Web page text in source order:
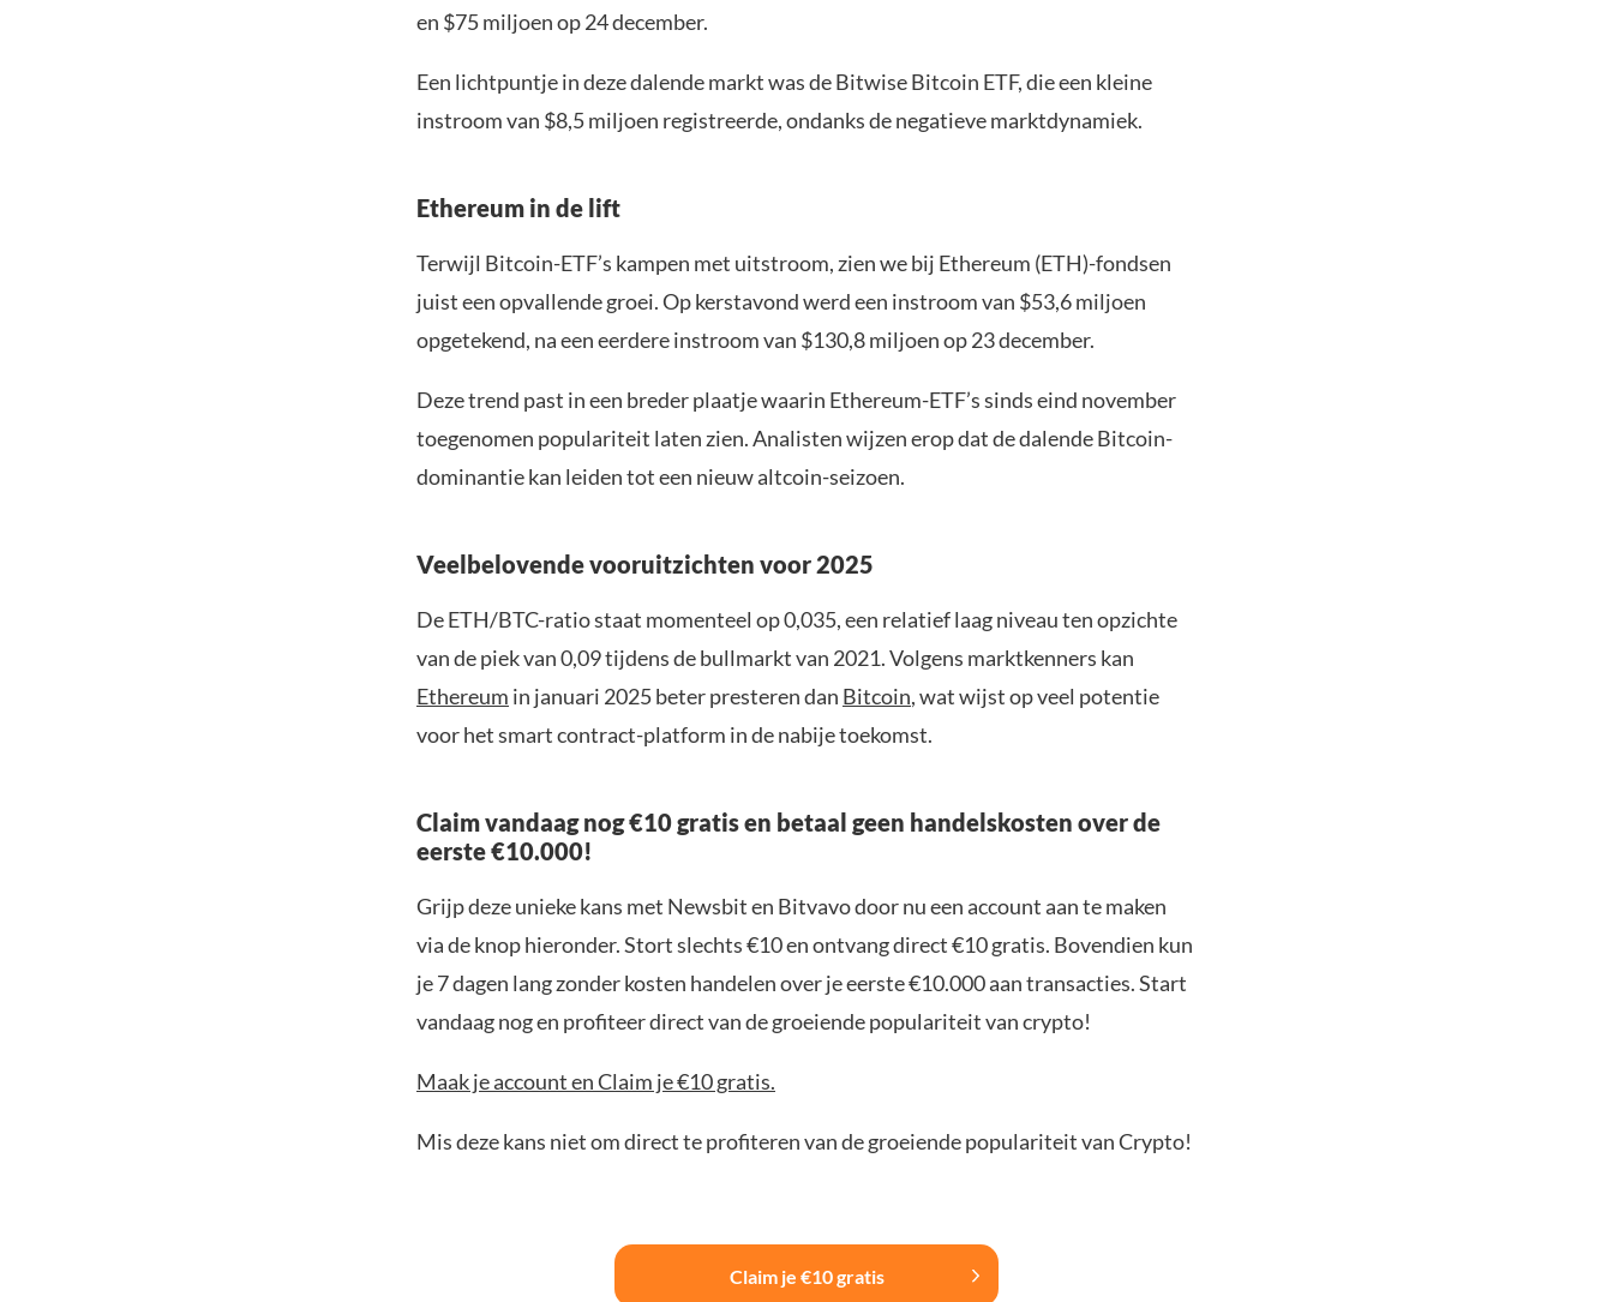
en $75 miljoen op 24 december.
Een lichtpuntje in deze dalende markt was de Bitwise Bitcoin ETF, die een kleine
instroom van $8,5 miljoen registreerde, ondanks de negatieve marktdynamiek.
Ethereum in de lift
Terwijl Bitcoin-ETF’s kampen met uitstroom, zien we bij Ethereum (ETH)-fondsen
juist een opvallende groei. Op kerstavond werd een instroom van $53,6 miljoen
opgetekend, na een eerdere instroom van $130,8 miljoen op 23 december.
Deze trend past in een breder plaatje waarin Ethereum-ETF’s sinds eind november
toegenomen populariteit laten zien. Analisten wijzen erop dat de dalende Bitcoin-
dominantie kan leiden tot een nieuw altcoin-seizoen.
Veelbelovende vooruitzichten voor 2025
De ETH/BTC-ratio staat momenteel op 0,035, een relatief laag niveau ten opzichte
van de piek van 0,09 tijdens de bullmarkt van 2021. Volgens marktkenners kan
Ethereum in januari 2025 beter presteren dan Bitcoin, wat wijst op veel potentie
voor het smart contract-platform in de nabije toekomst.
Claim vandaag nog €10 gratis en betaal geen handelskosten over de
eerste €10.000!
Grijp deze unieke kans met Newsbit en Bitvavo door nu een account aan te maken
via de knop hieronder. Stort slechts €10 en ontvang direct €10 gratis. Bovendien kun
je 7 dagen lang zonder kosten handelen over je eerste €10.000 aan transacties. Start
vandaag nog en profiteer direct van de groeiende populariteit van crypto!
Maak je account en Claim je €10 gratis.
Mis deze kans niet om direct te profiteren van de groeiende populariteit van Crypto!
Claim je €10 gratis